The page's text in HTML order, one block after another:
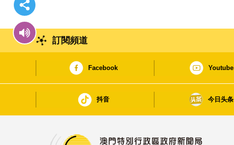
訂閱頻道
Facebook Youtube
抖音 今日头条